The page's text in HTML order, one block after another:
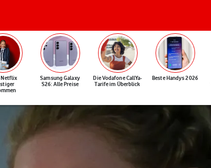
Netflix
Samsung Galaxy
S26: Alle Preise
Die Vodafone CallYa-
Tarife im Überblick
Beste Handys 2026